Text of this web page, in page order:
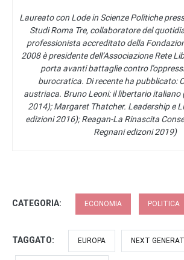
Laureato con Lode in Scienze Politiche
Studi Roma Tre, collaboratore del
professionista accreditato della
2008 è presidente dell’Associazione Rete
porta avanti battaglie contro
burocratica. Di recente ha pubblicato:
austriaca. Bruno Leoni: il libertario italiano
2014); Margaret Thatcher. Leadership e
edizioni 2016); Reagan-La Rinascita
Regnani edizoni 2019)
CATEGORIA: ECONOMIA POLITICA
TAGGATO: EUROPA NEXT